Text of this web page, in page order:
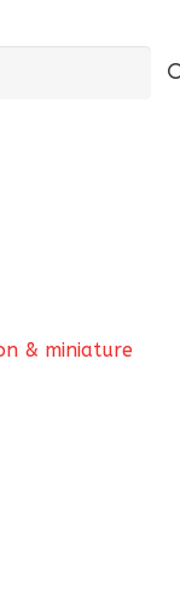
& miniature